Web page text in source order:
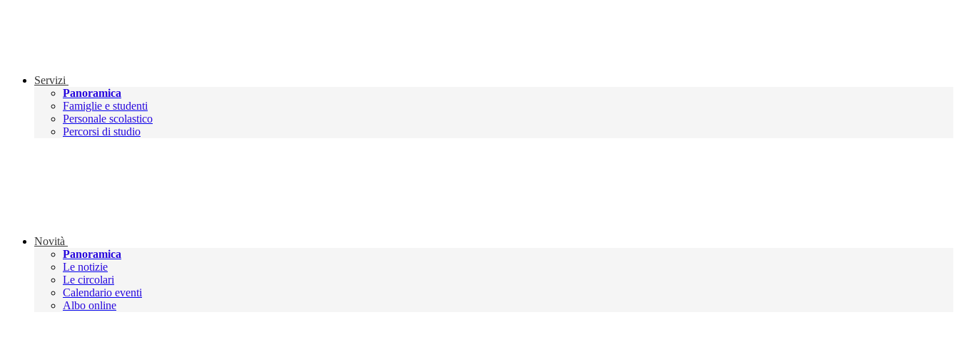
Servizi
Panoramica
Famiglie e studenti
Personale scolastico
Percorsi di studio
Novità
Panoramica
Le notizie
Le circolari
Calendario eventi
Albo online